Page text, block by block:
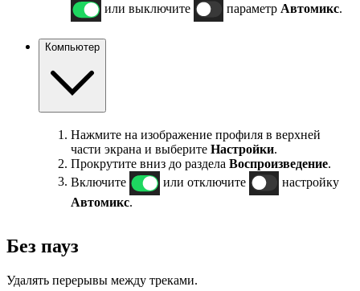
или выключите
параметр Автомикс.
Компьютер
Нажмите на изображение профиля в верхней
части экрана и выберите Настройки.
Прокрутите вниз до раздела Воспроизведение.
Включите
или отключите
настройку
Автомикс.
Без пауз
Удалять перерывы между треками.